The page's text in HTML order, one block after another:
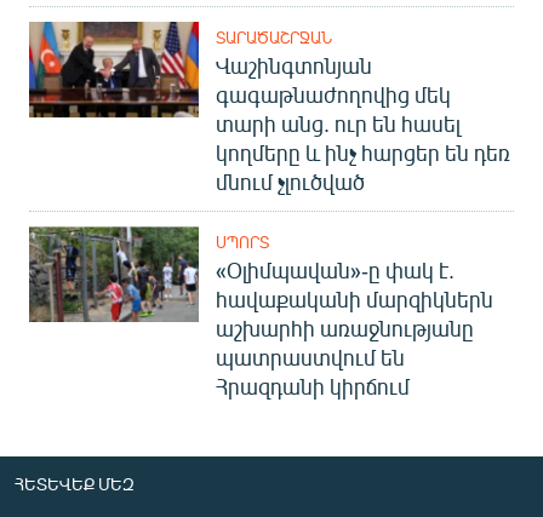
ՏԱՐԱԾԱՇՐՋԱՆ
Վաշինգտոնյան
գագաթնաժողովից մեկ
տարի անց. ուր են հասել
կողմերը և ինչ հարցեր են դեռ
մնում չլուծված
ՍՊՈՐՏ
«Օլիմպավան»-ը փակ է.
հավաքականի մարզիկներն
աշխարհի առաջնությանը
պատրաստվում են
Հրազդանի կիրճում
ՀԵՏԵՎԵՔ ՄԵԶ